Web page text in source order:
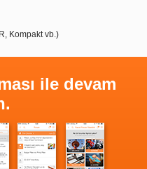
Kompakt vb.)
ile devam